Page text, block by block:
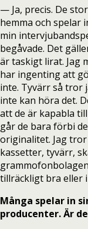
— Ja, precis. De
hemma och spelar
min
begåvade. Det
är taskigt lirat. Jag
har ingenting att
inte. Tyvärr så tror
inte kan höra det.
att de är kapabla
går de bara förbi
originalitet. Jag
kassetter, tyvärr,
tillräckligt bra eller
Många spelar in
producenter. Är